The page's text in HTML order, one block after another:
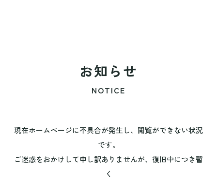
お知らせ
NOTICE
現在ホームページに不具合が発生し、閲覧ができない状況
です。
ご迷惑をおかけして申し訳ありませんが、復旧中につき暫
く